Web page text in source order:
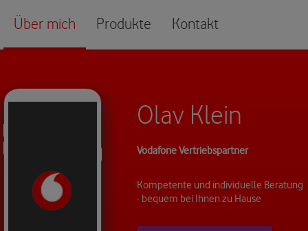
Über mich Produkte Kontakt
Olav Klein
Vodafone Vertriebspartner
Kompetente und individuelle Beratung
- bequem bei Ihnen zu Hause